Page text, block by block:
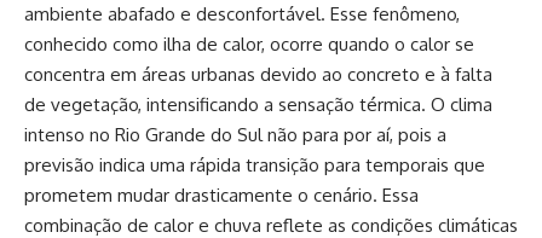
ambiente abafado e desconfortável. Esse fenômeno,
conhecido como ilha de calor, ocorre quando o calor se
concentra em áreas urbanas devido ao concreto e à falta
de vegetação, intensificando a sensação térmica. O clima
intenso no Rio Grande do Sul não para por aí, pois a
previsão indica uma rápida transição para temporais que
prometem mudar drasticamente o cenário. Essa
combinação de calor e chuva reflete as condições climáticas